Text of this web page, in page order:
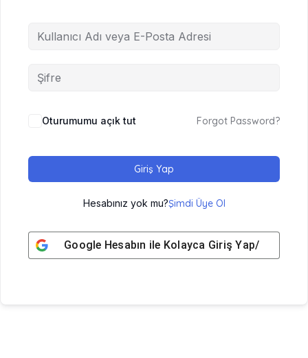
Oturumumu açık tut Forgot Password?
Giriş Yap
Hesabınız yok mu?Şimdi Üye Ol
Google Hesabın ile Kolayca Giriş Yap/ Üye Ol